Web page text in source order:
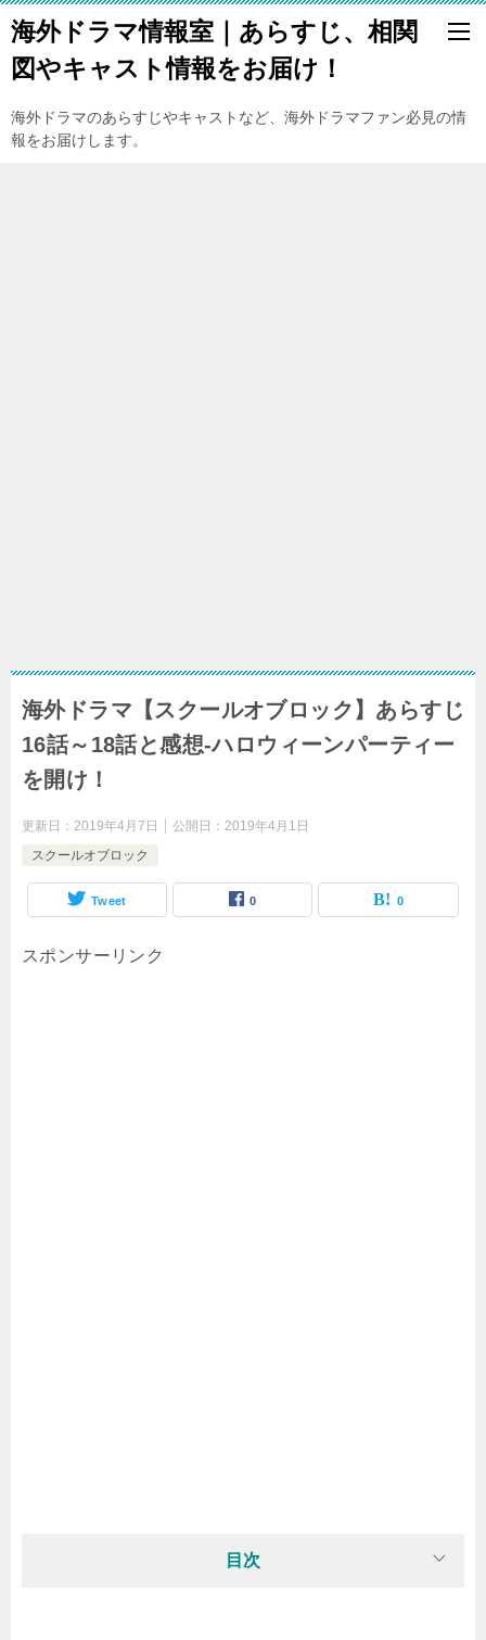
海外ドラマ情報室｜あらすじ、相関
図やキャスト情報をお届け！
海外ドラマのあらすじやキャストなど、海外ドラマファン必見の情
報をお届けします。
海外ドラマ【スクールオブロック】あらすじ
16話～18話と感想-ハロウィーンパーティー
を開け！
更新日： 2019年4月7日 公開日： 2019年4月1日
スクールオブロック
Tweet 0 0
スポンサーリンク
目次